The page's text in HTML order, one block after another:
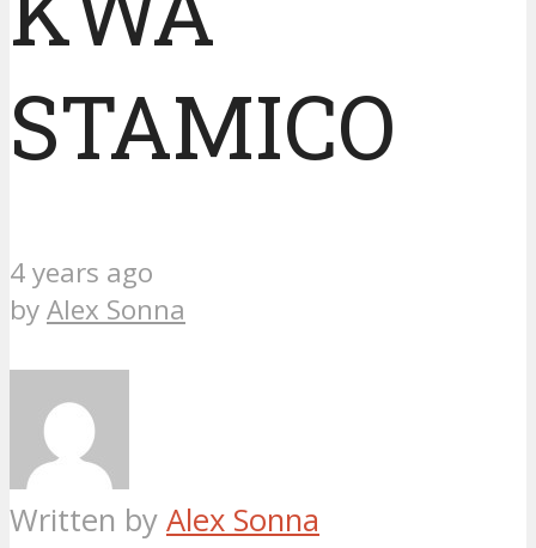
STAMICO
4 years ago
byAlex Sonna
Written by Alex Sonna